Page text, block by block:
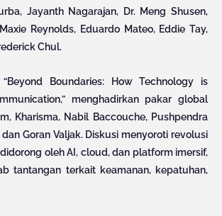
Jayanth Nagarajan, Dr. Meng Shusen,
Reynolds, Eduardo Mateo, Eddie Tay,
Chul.
Boundaries: How Technology is
menghadirkan pakar global
Kharisma, Nabil Baccouche, Pushpendra
dan Goran Valjak. Diskusi menyoroti revolusi
oleh AI, cloud, dan platform imersif,
tantangan terkait keamanan, kepatuhan,